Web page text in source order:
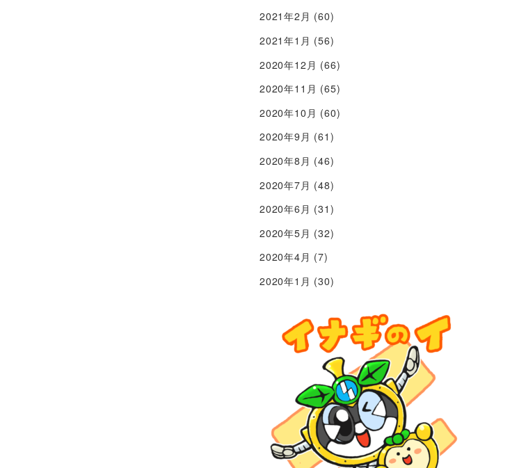
2021年2月 (60)
2021年1月 (56)
2020年12月 (66)
2020年11月 (65)
2020年10月 (60)
2020年9月 (61)
2020年8月 (46)
2020年7月 (48)
2020年6月 (31)
2020年5月 (32)
2020年4月 (7)
2020年1月 (30)